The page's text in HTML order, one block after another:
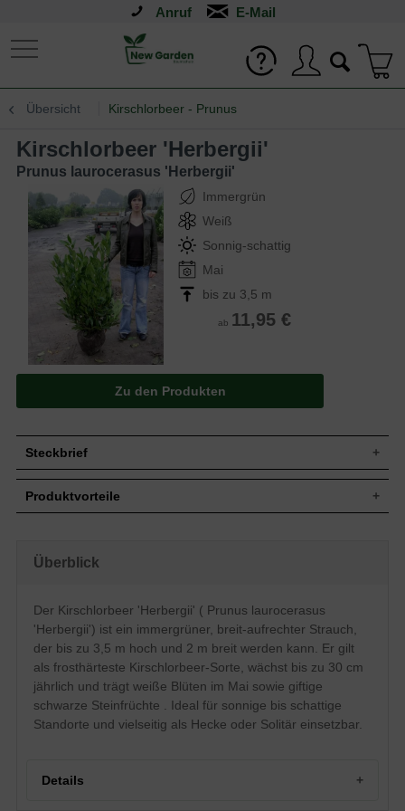
Anruf
Übersicht Kirschlorbeer - Prunus
Kirschlorbeer 'Herbergii'
Prunus laurocerasus 'Herbergii'
Immergrün
Weiß
Sonnig-schattig
Mai
bis zu 3,5 m
ab 11,95 €
Zu den Produkten
Steckbrief
Zuwachs
Wuchsform
Frucht
Tiefschwarze erbsengroße Steinfrüchte,
nicht zum Verzehr geeignet
Blüte
Weiß, im Mai
Blütezeit
Mai
Boden
Mäßig trockene bis feuchte, humose und
nährstoffreiche Böden
Standort
Sonnig bis schattig
Produktvorteile
gut schnittverträglich
verträgt keine Staunässe
regelmäßiger Beschnitt nötig
Überblick
Der Kirschlorbeer 'Herbergii' ( Prunus laurocerasus
'Herbergii') ist ein immergrüner, breit-aufrechter Strauch,
der bis zu 3,5 m hoch und 2 m breit werden kann. Er gilt
als frosthärteste Kirschlorbeer-Sorte, wächst bis zu 30 cm
jährlich und trägt weiße Blüten im Mai sowie giftige
schwarze Steinfrüchte . Ideal für sonnige bis schattige
Standorte und vielseitig als Hecke oder Solitär einsetzbar.
Details